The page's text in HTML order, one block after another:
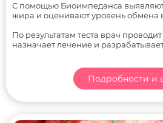
С помощью Биоимпеданса
жира и оценивают уровень обмена
По результатам теста врач
назначает лечение и
Подробности и